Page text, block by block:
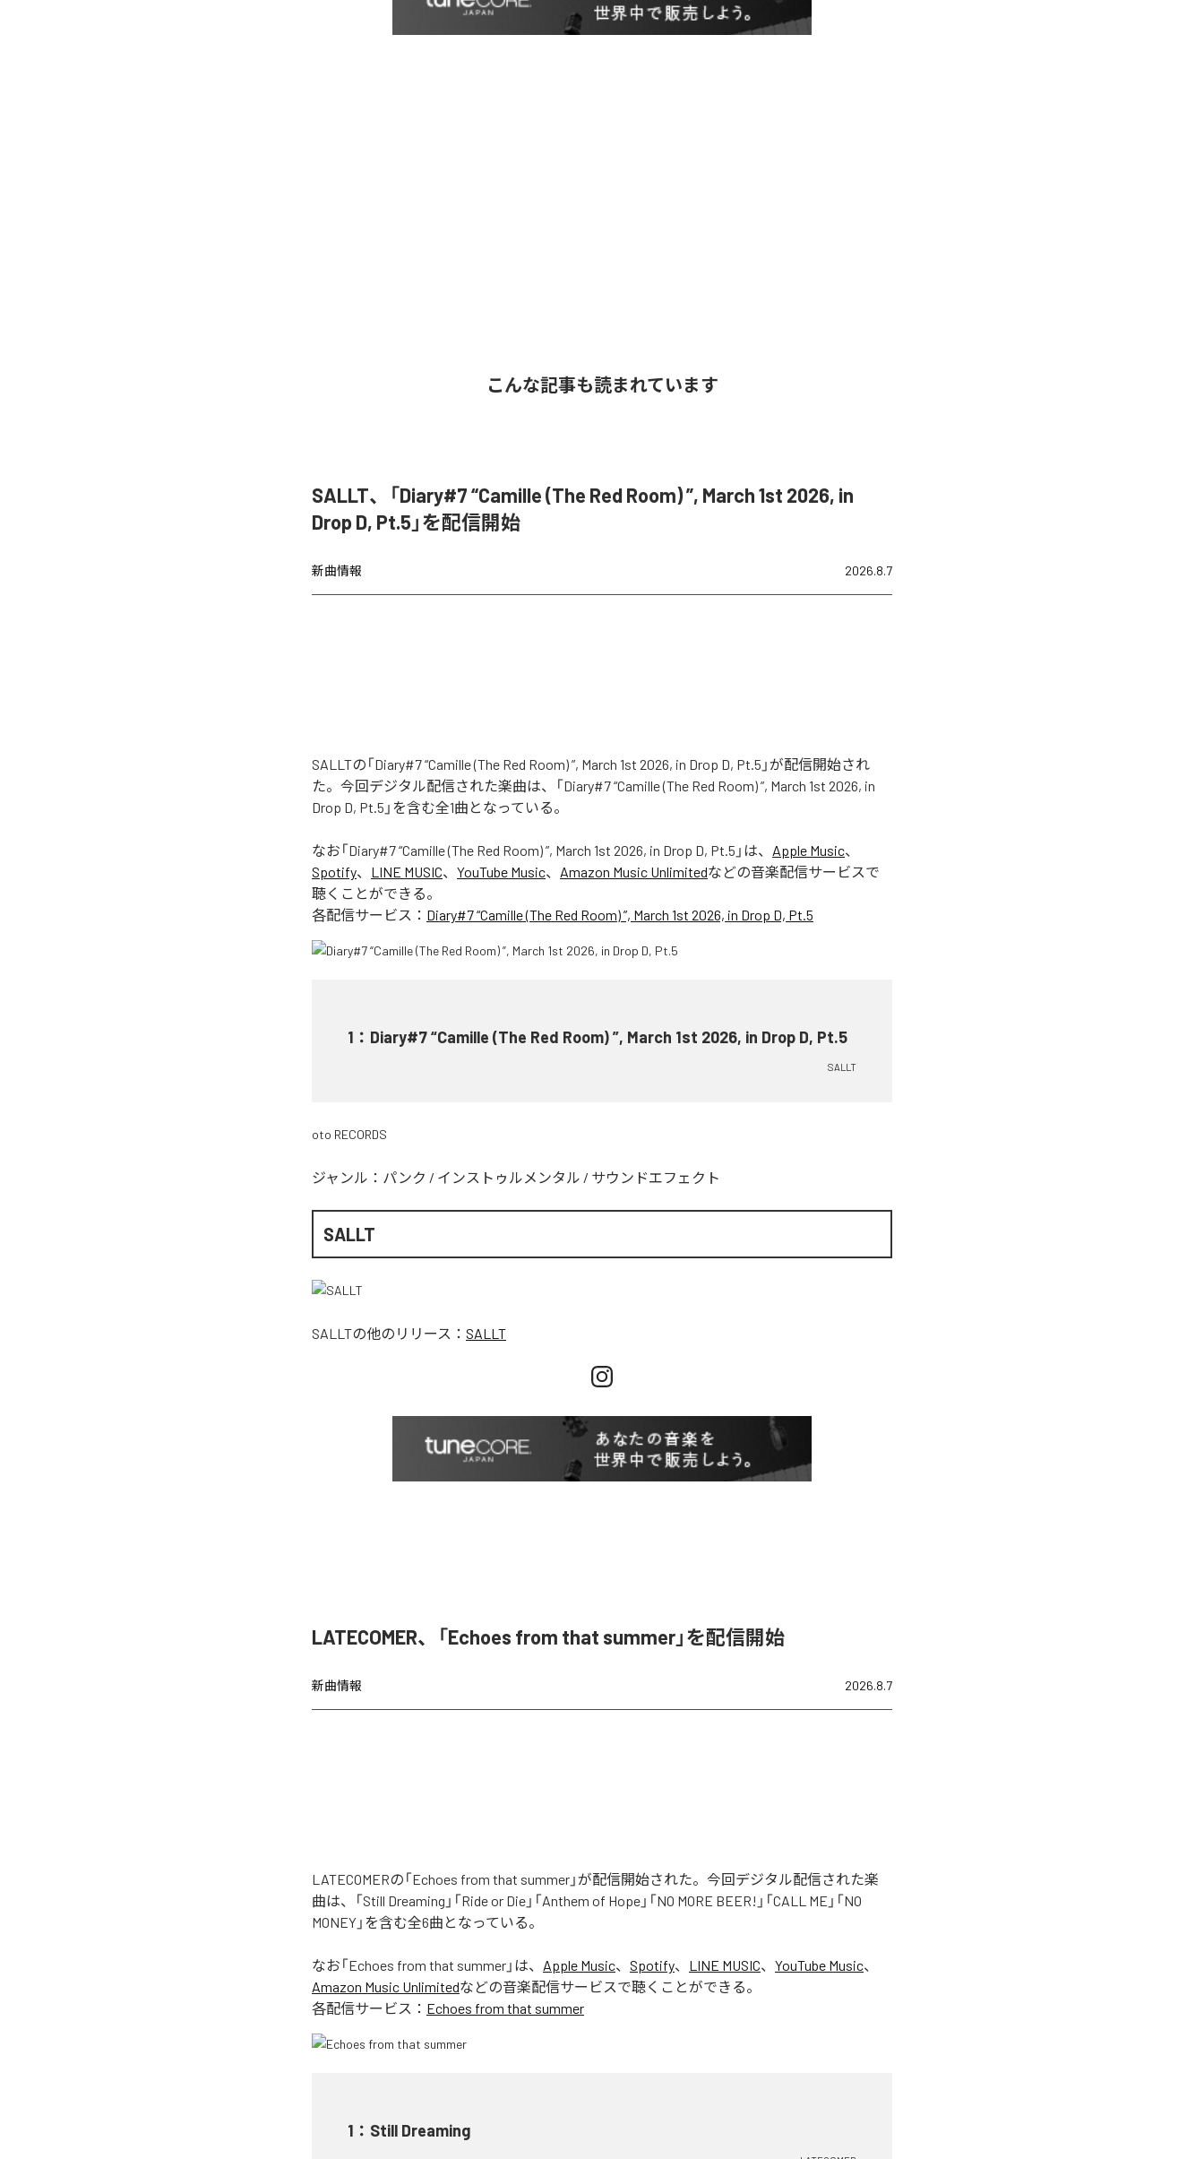
こんな記事も読まれています
SALLT、「Diary#7 “Camille (The Red Room) ”, March 1st 2026, in
Drop D, Pt.5」を配信開始
新曲情報 2026.8.7
SALLTの「Diary#7 “Camille (The Red Room) ”, March 1st 2026, in Drop D, Pt.5」が配信開始され
た。今回デジタル配信された楽曲は、「Diary#7 “Camille (The Red Room) ”, March 1st 2026, in
Drop D, Pt.5」を含む全1曲となっている。
なお「Diary#7 “Camille (The Red Room) ”, March 1st 2026, in Drop D, Pt.5 」は、 Apple Music、
Spotify、 LINE MUSIC、 YouTube Music、 Amazon Music Unlimitedなどの音楽配信サービスで
聴くことができる。
各配信サービス： Diary#7 “Camille (The Red Room) ”, March 1st 2026, in Drop D, Pt.5
1 ： Diary#7 “Camille (The Red Room) ”, March 1st 2026, in Drop D, Pt.5
SALLT
oto RECORDS
ジャンル： パンク / インストゥルメンタル / サウンドエフェクト
SALLT
SALLTの他のリリース： SALLT
LATECOMER、「Echoes from that summer」を配信開始
新曲情報 2026.8.7
LATECOMERの「Echoes from that summer」が配信開始された。今回デジタル配信された楽
曲は、「Still Dreaming」「Ride or Die」「Anthem of Hope」「NO MORE BEER!」「CALL ME」「NO
MONEY」を含む全6曲となっている。
なお「Echoes from that summer 」は、 Apple Music、 Spotify、 LINE MUSIC、 YouTube Music、
Amazon Music Unlimitedなどの音楽配信サービスで聴くことができる。
各配信サービス： Echoes from that summer
1 ： Still Dreaming